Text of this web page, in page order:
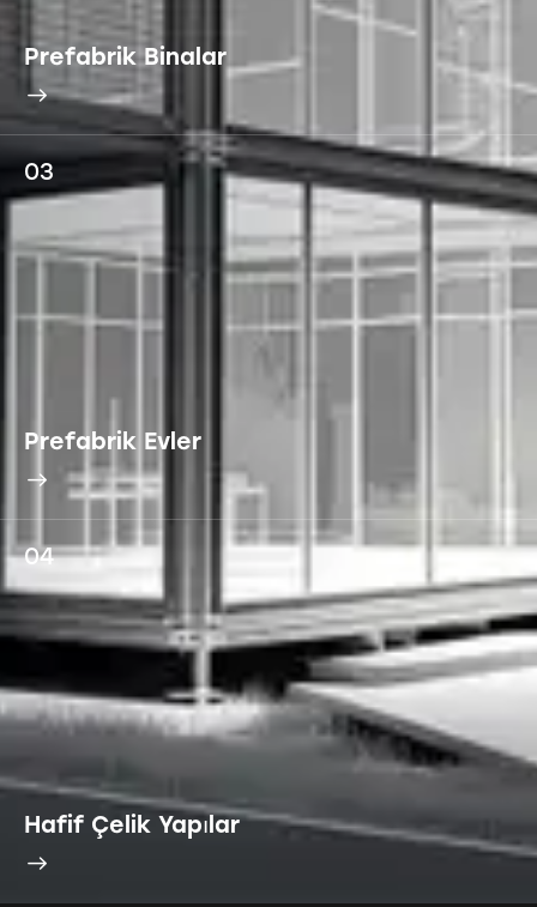
Prefabrik Binalar
03
Prefabrik Evler
04
Hafif Çelik Yapılar